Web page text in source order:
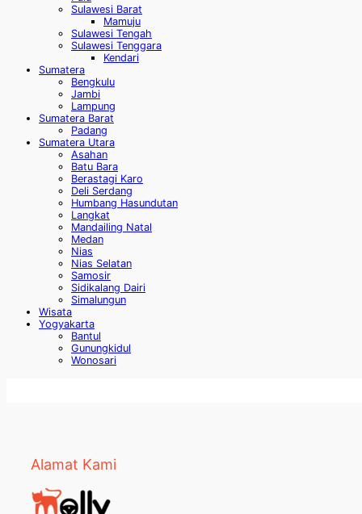
Sulawesi Barat
Mamuju
Sulawesi Tengah
Sulawesi Tenggara
Kendari
Sumatera
Bengkulu
Jambi
Lampung
Sumatera Barat
Padang
Sumatera Utara
Asahan
Batu Bara
Berastagi Karo
Deli Serdang
Humbang Hasundutan
Langkat
Mandailing Natal
Medan
Nias
Nias Selatan
Samosir
Sidikalang Dairi
Simalungun
Wisata
Yogyakarta
Bantul
Gunungkidul
Wonosari
Alamat Kami